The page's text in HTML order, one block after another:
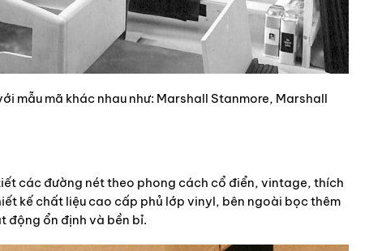
mẫu mã khác nhau như: Marshall Stanmore, Marshall
các đường nét theo phong cách cổ điển, vintage, thích
kế chất liệu cao cấp phủ lớp vinyl, bên ngoài bọc thêm
động ổn định và bền bỉ.